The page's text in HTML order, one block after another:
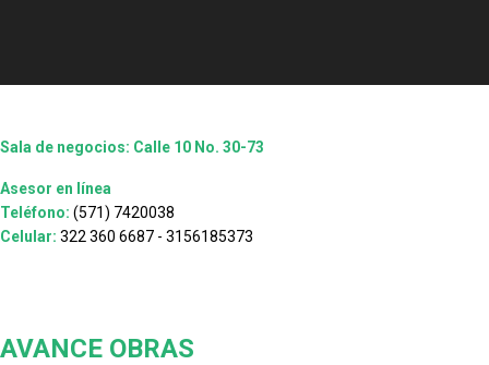
Sala de negocios: Calle 10 No. 30-73
Asesor en línea
Teléfono: (571) 7420038
Celular: 322 360 6687 - 3156185373
AVANCE OBRAS